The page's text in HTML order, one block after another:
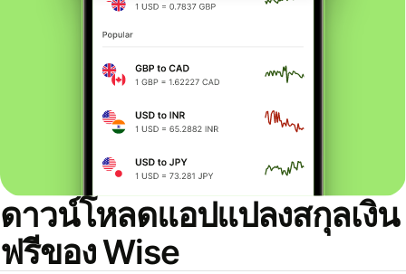
ดาวน์โหลดแอปแปลงสกุลเงิน
ฟรีของ Wise